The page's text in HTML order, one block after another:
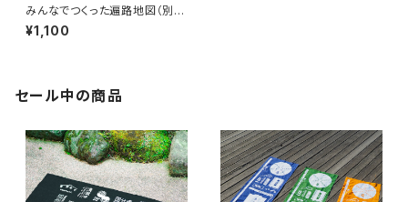
みんなでつくった遍路地図（別
巻）第3版
¥1,100
セール中の商品